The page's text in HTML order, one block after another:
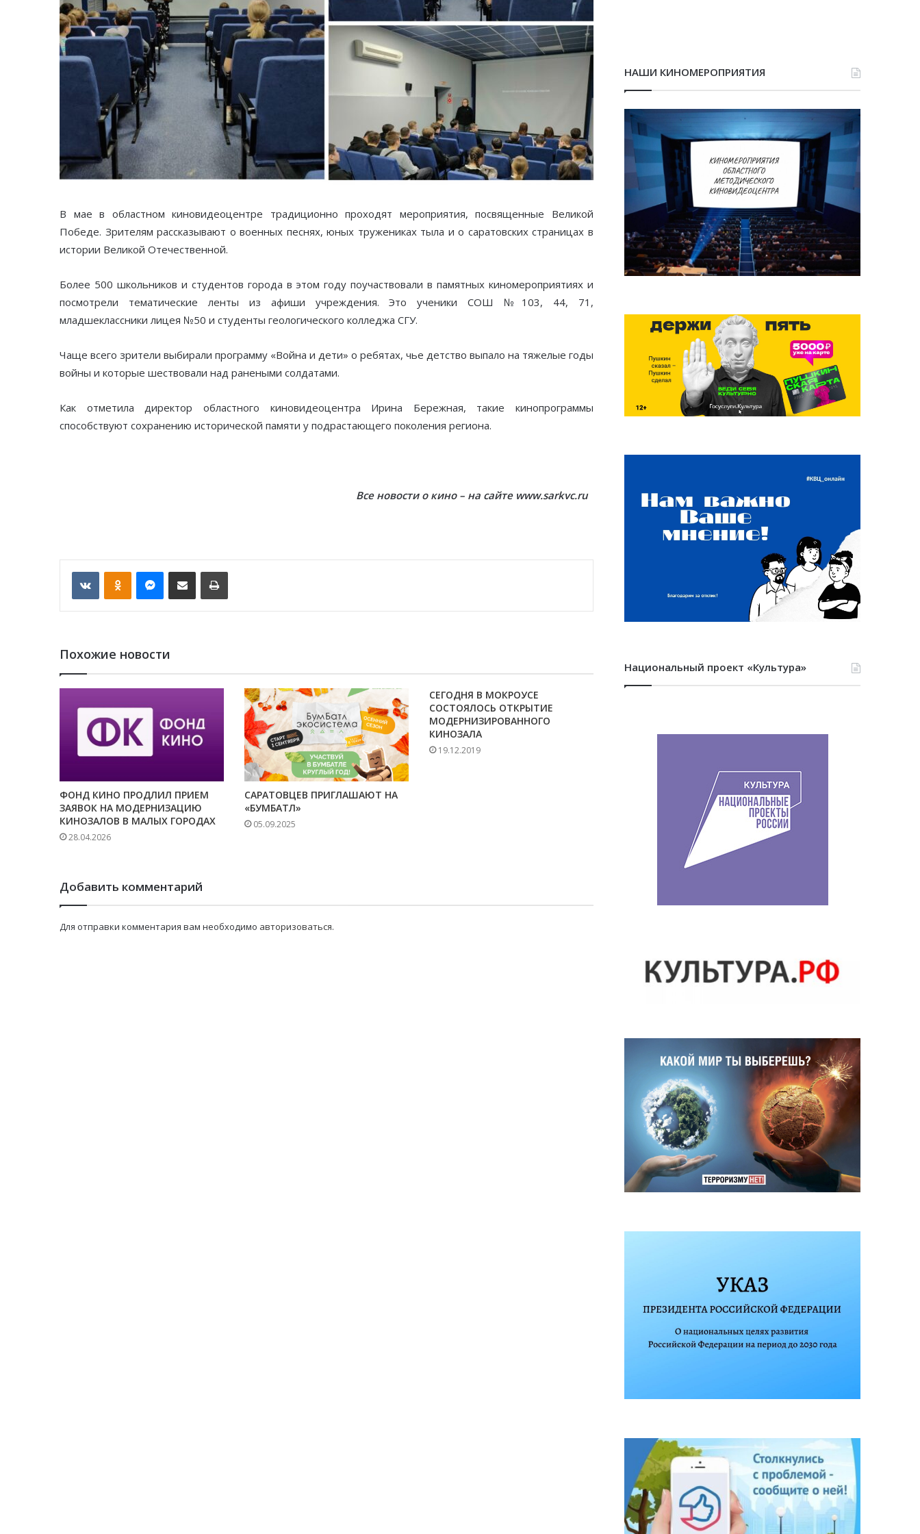
В мае в областном киновидеоцентре традиционно проходят мероприятия, посвященные Великой
Победе. Зрителям рассказывают о военных песнях, юных тружениках тыла и о саратовских страницах в
истории Великой Отечественной.
Более 500 школьников и студентов города в этом году поучаствовали в памятных киномероприятиях и
посмотрели тематические ленты из афиши учреждения. Это ученики СОШ №103, 44, 71,
младшеклассники лицея №50 и студенты геологического колледжа СГУ.
Чаще всего зрители выбирали программу «Война и дети» о ребятах, чье детство выпало на тяжелые годы
войны и которые шествовали над ранеными солдатами.
Как отметила директор областного киновидеоцентра Ирина Бережная, такие кинопрограммы
способствуют сохранению исторической памяти у подрастающего поколения региона.
Все новости о кино – на сайте www.sarkvc.ru
VKontakte
Похожие новости
ФОНД КИНО ПРОДЛИЛ ПРИЕМ
ЗАЯВОК НА МОДЕРНИЗАЦИЮ
КИНОЗАЛОВ В МАЛЫХ ГОРОДАХ
28.04.2026
САРАТОВЦЕВ ПРИГЛАШАЮТ НА
«БУМБАТЛ»
05.09.2025
СЕГОДНЯ В МОКРОУСЕ
СОСТОЯЛОСЬ ОТКРЫТИЕ
МОДЕРНИЗИРОВАННОГО
КИНОЗАЛА
19.12.2019
Добавить комментарий
Для отправки комментария вам необходимо авторизоваться.
НАШИ КИНОМЕРОПРИЯТИЯ
Национальный проект «Культура»